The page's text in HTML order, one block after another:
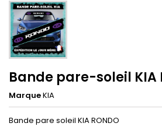
Bande pare-soleil KIA
MarqueKIA
Bande pare soleil KIA RONDO